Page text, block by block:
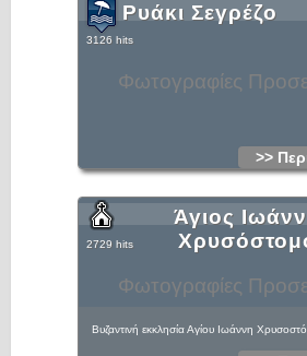
Φωτογραφίες
Ρυάκι Σεγρέζο
3126 hits
>>
Φωτογραφίες
Άγιος
2729 hits
Βυζαντινή εκκλησία Αγίου Ιωάννη